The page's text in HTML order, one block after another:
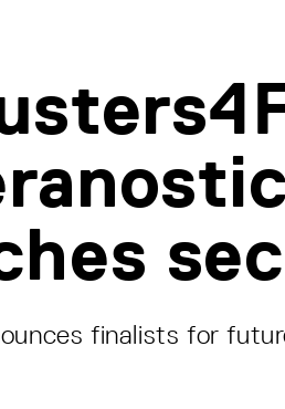
finalists for